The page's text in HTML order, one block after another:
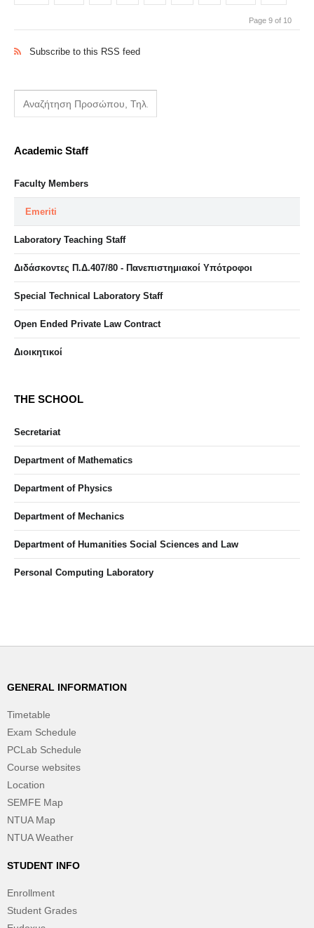
Page 9 of 10
Subscribe to this RSS feed
Academic Staff
Faculty Members
Emeriti
Laboratory Teaching Staff
Διδάσκοντες Π.Δ.407/80 - Πανεπιστημιακοί Υπότροφοι
Special Technical Laboratory Staff
Open Ended Private Law Contract
Διοικητικοί
THE SCHOOL
Secretariat
Department of Mathematics
Department of Physics
Department of Mechanics
Department of Humanities Social Sciences and Law
Personal Computing Laboratory
GENERAL INFORMATION
Timetable
Exam Schedule
PCLab Schedule
Course websites
Location
SEMFE Map
NTUA Map
NTUA Weather
STUDENT INFO
Enrollment
Student Grades